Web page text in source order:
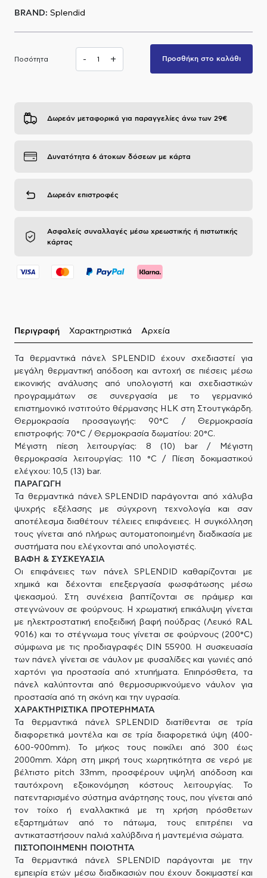
Α.Μ.Ε.Α
BRAND: Splendid
Ποσότητα - + Προσθήκη στο καλάθι
Δωρεάν μεταφορικά για παραγγελίες άνω των 29€
Δυνατότητα 6 άτοκων δόσεων με κάρτα
Δωρεάν επιστροφές
Ασφαλείς συναλλαγές μέσω χρεωστικής ή πιστωτικής
κάρτας
Περιγραφή Χαρακτηριστικά Αρχεία
Τα θερμαντικά πάνελ SPLENDID έχουν σχεδιαστεί για
μεγάλη θερμαντική απόδοση και αντοχή σε πιέσεις μέσω
εικονικής ανάλυσης από υπολογιστή και σχεδιαστικών
προγραμμάτων σε συνεργασία με το γερμανικό
επιστημονικό ινστιτούτο θέρμανσης HLK στη Στουτγκάρδη.
Θερμοκρασία προσαγωγής: 90°C / Θερμοκρασία
επιστροφής: 70°C / Θερμοκρασία δωματίου: 20°C.
Μέγιστη πίεση λειτουργίας: 8 (10) bar / Μέγιστη
θερμοκρασία λειτουργίας: 110 °C / Πίεση δοκιμαστικού
ελέγχου: 10,5 (13) bar.
ΠΑΡΑΓΩΓΗ
Τα θερμαντικά πάνελ SPLENDID παράγονται από χάλυβα
ψυχρής εξέλασης με σύγχρονη τεχνολογία και σαν
αποτέλεσμα διαθέτουν τέλειες επιφάνειες. Η συγκόλληση
τους γίνεται από πλήρως αυτοματοποιημένη διαδικασία με
συστήματα που ελέγχονται από υπολογιστές.
ΒΑΦΗ & ΣΥΣΚΕΥΑΣΙΑ
Οι επιφάνειες των πάνελ SPLENDID καθαρίζονται με
χημικά και δέχονται επεξεργασία φωσφάτωσης μέσω
ψεκασμού. Στη συνέχεια βαπτίζονται σε πράιμερ και
στεγνώνουν σε φούρνους. Η χρωματική επικάλυψη γίνεται
με ηλεκτροστατική εποξειδική βαφή πούδρας (Λευκό RAL
9016) και το στέγνωμα τους γίνεται σε φούρνους (200°C)
σύμφωνα με τις προδιαγραφές DIN 55900. Η συσκευασία
των πάνελ γίνεται σε νάυλον με φυσαλίδες και γωνιές από
χαρτόνι για προστασία από χτυπήματα. Επιπρόσθετα, τα
πάνελ καλύπτονται από θερμοσυρικνούμενο νάυλον για
προστασία από τη σκόνη και την υγρασία.
ΧΑΡΑΚΤΗΡΙΣΤΙΚΑ ΠΡΟΤΕΡΗΜΑΤΑ
Τα θερμαντικά πάνελ SPLENDID διατίθενται σε τρία
διαφορετικά μοντέλα και σε τρία διαφορετικά ύψη (400-
600-900mm). Το μήκος τους ποικίλει από 300 έως
2000mm. Χάρη στη μικρή τους χωρητικότητα σε νερό με
βέλτιστο pitch 33mm, προσφέρουν υψηλή απόδοση και
ταυτόχρονη εξοικονόμηση κόστους λειτουργίας. Το
πατενταρισμένο σύστημα ανάρτησης τους, που γίνεται από
τον τοίχο ή εναλλακτικά με τη χρήση πρόσθετων
εξαρτημάτων από το πάτωμα, τους επιτρέπει να
αντικαταστήσουν παλιά χαλύβδινα ή μαντεμένια σώματα.
ΠΙΣΤΟΠΟΙΗΜΕΝΗ ΠΟΙΟΤΗΤΑ
Τα θερμαντικά πάνελ SPLENDID παράγονται με την
εμπειρία ετών μέσω διαδικασιών που έχουν δοκιμαστεί και